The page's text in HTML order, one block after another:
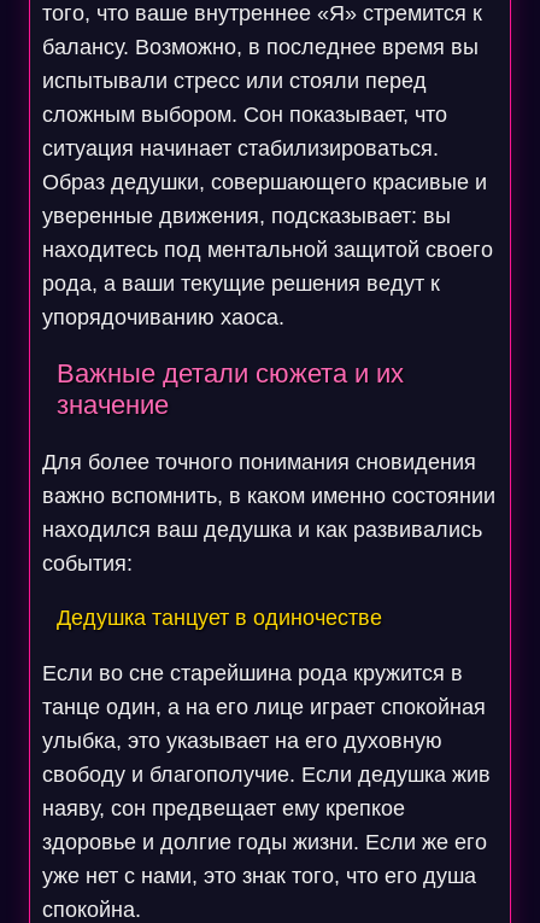
того, что ваше внутреннее «Я» стремится к
балансу. Возможно, в последнее время вы
испытывали стресс или стояли перед
сложным выбором. Сон показывает, что
ситуация начинает стабилизироваться.
Образ дедушки, совершающего красивые и
уверенные движения, подсказывает: вы
находитесь под ментальной защитой своего
рода, а ваши текущие решения ведут к
упорядочиванию хаоса.
Важные детали сюжета и их
значение
Для более точного понимания сновидения
важно вспомнить, в каком именно состоянии
находился ваш дедушка и как развивались
события:
Дедушка танцует в одиночестве
Если во сне старейшина рода кружится в
танце один, а на его лице играет спокойная
улыбка, это указывает на его духовную
свободу и благополучие. Если дедушка жив
наяву, сон предвещает ему крепкое
здоровье и долгие годы жизни. Если же его
уже нет с нами, это знак того, что его душа
спокойна.